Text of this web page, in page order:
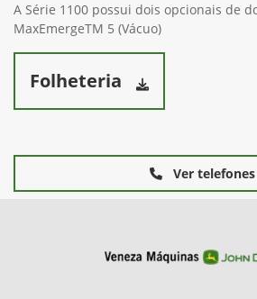
A Série 1100 possui dois opcionais de
MaxEmergeTM 5 (Vácuo)
Folheteria
Ver telefones